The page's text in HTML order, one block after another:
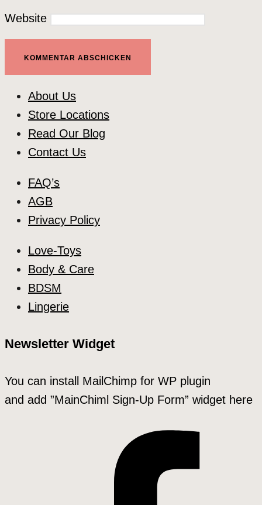
Website
About Us
Store Locations
Read Our Blog
Contact Us
FAQ’s
AGB
Privacy Policy
Love-Toys
Body & Care
BDSM
Lingerie
Newsletter Widget
You can install MailChimp for WP plugin
and add ”MainChiml Sign-Up Form” widget here